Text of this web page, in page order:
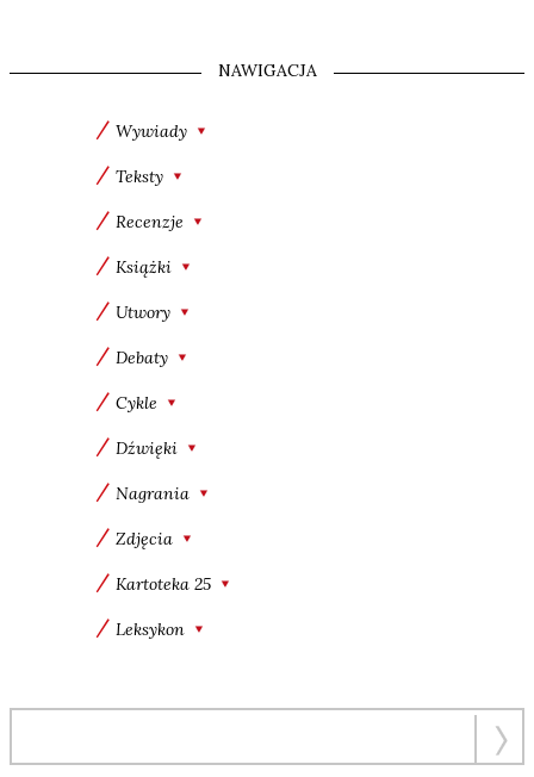
NAWIGACJA
Wywiady
Teksty
Recenzje
Książki
Utwory
Debaty
Cykle
Dźwięki
Nagrania
Zdjęcia
Kartoteka 25
Leksykon